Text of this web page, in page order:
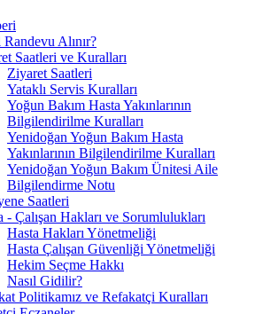
Randevu Alınır?
Saatleri ve Kuralları
Ziyaret Saatleri
Yataklı Servis Kuralları
Yoğun Bakım Hasta Yakınlarının
Bilgilendirilme Kuralları
Yenidoğan Yoğun Bakım Hasta
Yakınlarının Bilgilendirilme Kuralları
Yenidoğan Yoğun Bakım Ünitesi Aile
Bilgilendirme Notu
Saatleri
- Çalışan Hakları ve Sorumlulukları
Hasta Hakları Yönetmeliği
Hasta Çalışan Güvenliği Yönetmeliği
Hekim Seçme Hakkı
Nasıl Gidilir?
Politikamız ve Refakatçi Kuralları